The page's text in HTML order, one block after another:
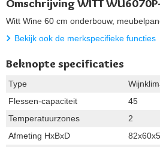
Omschrijving WITT
Witt Wine 60 cm onderbouw,
Bekijk ook de merkspecifieke functies
Beknopte specificaties
Type
Flessen-capaciteit
45
Temperatuurzones
2
Afmeting HxBxD